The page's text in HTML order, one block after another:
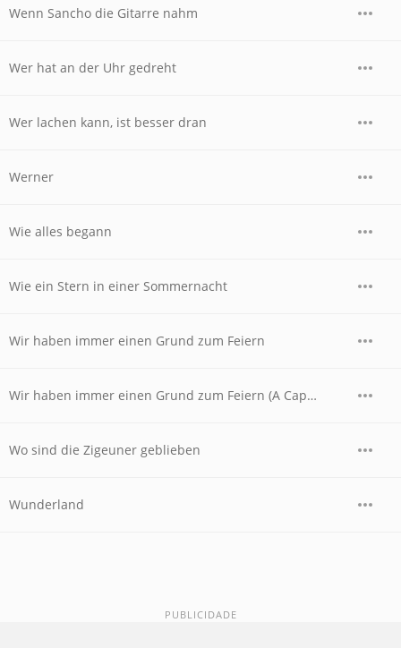
Wenn Sancho die Gitarre nahm
Wer hat an der Uhr gedreht
Wer lachen kann, ist besser dran
Werner
Wie alles begann
Wie ein Stern in einer Sommernacht
Wir haben immer einen Grund zum Feiern
Wir haben immer einen Grund zum Feiern (A Cappella Version)
Wo sind die Zigeuner geblieben
Wunderland